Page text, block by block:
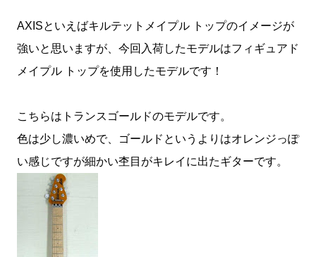
AXISといえばキルテットメイプル トップのイメージが
強いと思いますが、今回入荷したモデルはフィギュアド
メイプル トップを使用したモデルです！
こちらはトランスゴールドのモデルです。
色は少し濃いめで、ゴールドというよりはオレンジっぽ
い感じですが細かい杢目がキレイに出たギターです。